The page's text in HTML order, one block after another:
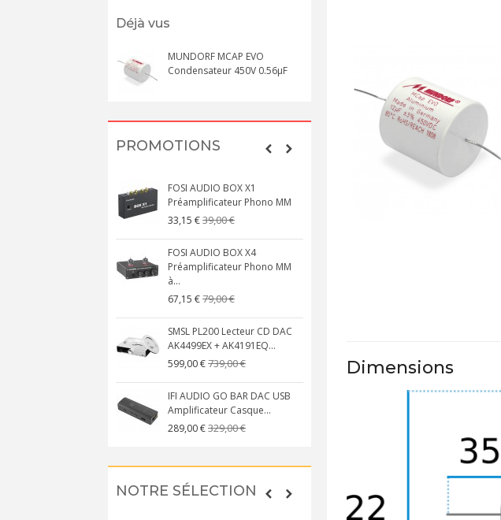
Déjà vus
MUNDORF MCAP EVO
Condensateur 450V 0.56µF
PROMOTIONS
FOSI AUDIO BOX X1
Préamplificateur Phono MM
33,15 €39,00 €
FOSI AUDIO BOX X4
Préamplificateur Phono MM
à...
67,15 €79,00 €
SMSL PL200 Lecteur CD DAC
AK4499EX + AK4191EQ...
599,00 €739,00 €
IFI AUDIO GO BAR DAC USB
Amplificateur Casque...
289,00 €329,00 €
Amplificateur 4 Voies pour...
NOTRE SÉLECTION
Dimensions